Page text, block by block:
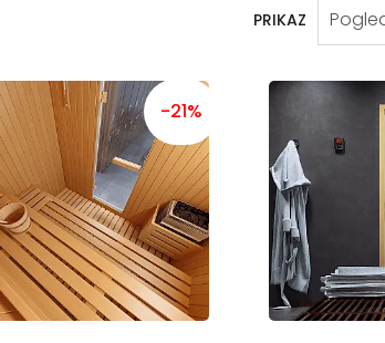
PRIKAZ
-21%